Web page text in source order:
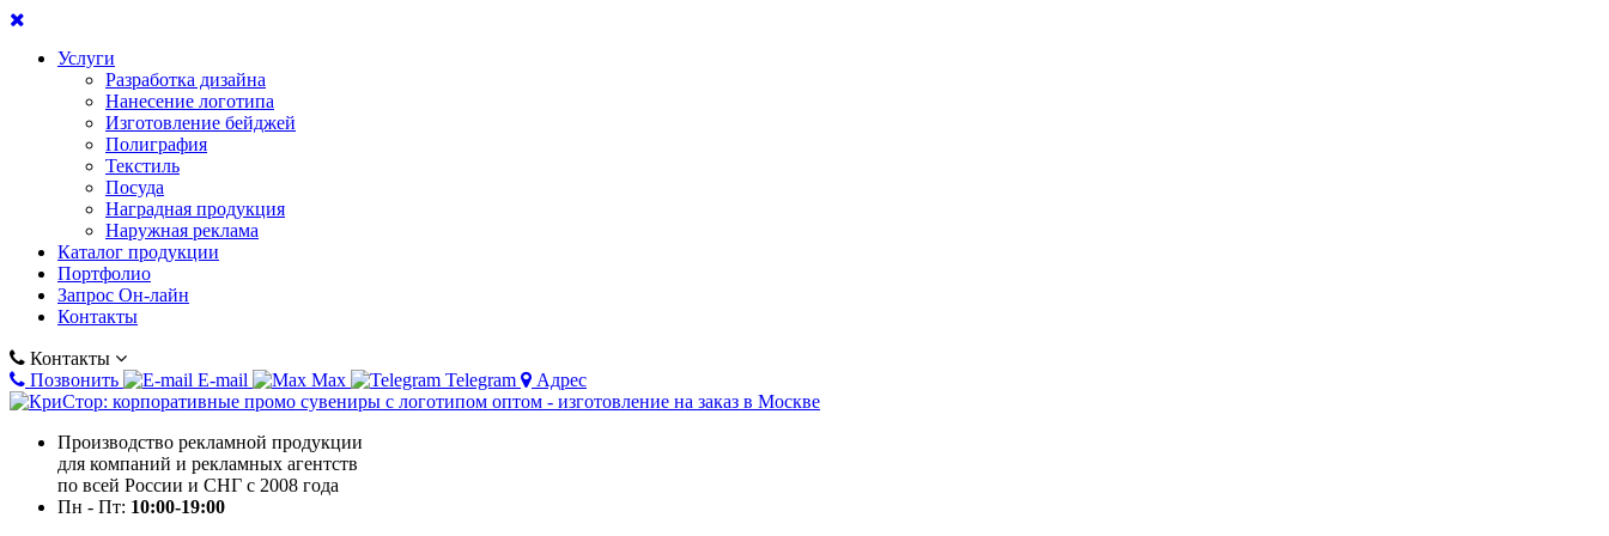
Услуги
Разработка дизайна
Нанесение логотипа
Изготовление бейджей
Полиграфия
Текстиль
Посуда
Наградная продукция
Наружная реклама
Каталог продукции
Портфолио
Запрос Он-лайн
Контакты
Контакты
Позвонить
E-mail Max Telegram Адрес
Производство рекламной продукции
для компаний и рекламных агентств
по всей России и СНГ с 2008 года
Пн - Пт: 10:00-19:00